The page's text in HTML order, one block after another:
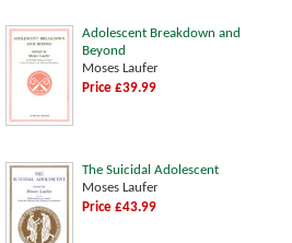
Adolescent Breakdown and
Beyond
Moses Laufer
Price £39.99
The Suicidal Adolescent
Moses Laufer
Price £43.99